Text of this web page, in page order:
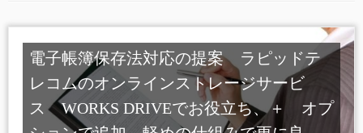
電子帳簿保存法対応の提案 ラピッドテ
レコムのオンラインストレージサービ
ス WORKS DRIVEでお役立ち、＋ オプ